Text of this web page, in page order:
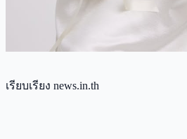
เรียบเรียง news.in.th